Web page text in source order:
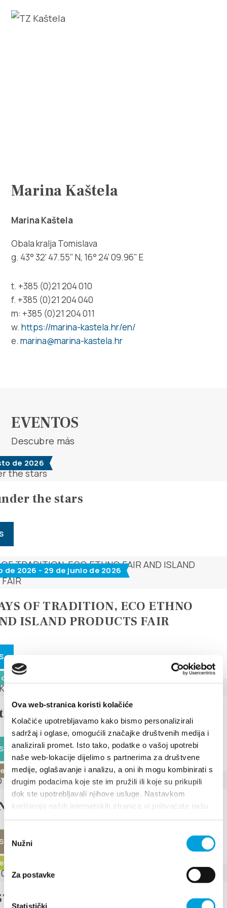
Ova web-stranica koristi kolačiće
Kolačiće upotrebljavamo kako bismo personalizirali
sadržaj i oglase, omogućili značajke društvenih medija i
analizirali promet. Isto tako, podatke o vašoj upotrebi
naše web-lokacije dijelimo s partnerima za društvene
medije, oglašavanje i analizu, a oni ih mogu kombinirati s
drugim podacima koje ste im pružili ili koje su prikupili
dok ste upotrebljavali njihove usluge. Nastavkom
korištenja naših internetskih stranica vi prihvaćate našu
pristanka
Nužni
Za postavke
Statistički
es
info@kastela-info.hr
Marina Kaštela
Marina Kaštela
Obala kralja Tomislava
g. 43° 32' 47.55" N, 16° 24' 09.96" E
t. +385 (0)21 204 010
f. +385 (0)21 204 040
m: +385 (0)21 204 011
w.https://marina-kastela.hr/en/
e.marina@marina-kastela.hr
EVENTOS
Descubre más
de 2026
the stars
de 2026 - 29 de junio de 2026
OF TRADITION, ECO ETHNO
ISLAND PRODUCTS FAIR
2026 - 10 de mayo de 2026
Kaštela Flower Festival
de 2024
EN KAŠTELA 2024
de 2024 - 15 de noviembre de 2024
2024 - Festival Crljenak y